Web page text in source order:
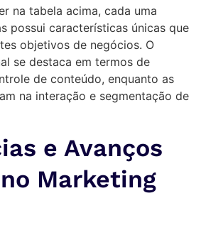
na tabela acima, cada uma
possui características únicas que
objetivos de negócios. O
se destaca em termos de
de conteúdo, enquanto as
na interação e segmentação de
e Avanços
Marketing